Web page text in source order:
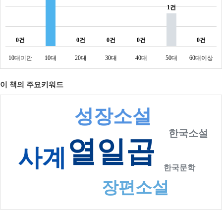
0건
10대미만 10대
0건
20대
0건
30대
0건
40대
1건
50대
0건
60대이상
이 책의 주요키워드
열일곱
사계
성장소설
장편소설
한국소설
한국문학